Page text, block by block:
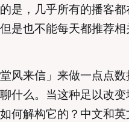
是，几乎所有的播客
是也不能每天都推荐相
风来信」来做一点点
什么。当这种足以改变
何解构它的？中文和